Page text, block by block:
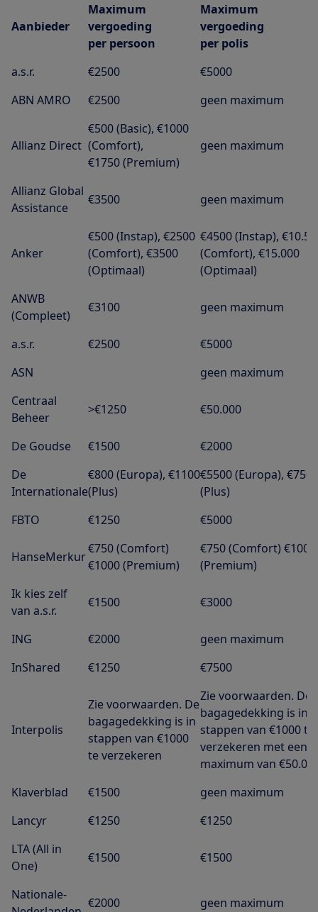
Aanbieder
Maximum
vergoeding
per persoon
Maximum
vergoeding
per polis
a.s.r.
€2500
€5000
ABN AMRO
€2500 geen maximum
Allianz Direct
€500 (Basic), €1000
(Comfort),
€1750 (Premium)
geen maximum
Allianz Global
Assistance
€3500 geen maximum
Anker
€500 (Instap), €2500
(Comfort), €3500
(Optimaal)
€4500 (Instap),
(Comfort), €15.000
(Optimaal)
ANWB
(Compleet)
€3100 geen maximum
a.s.r. €2500
€5000
ASN
geen maximum
Centraal
Beheer
>€1250 €50.000
De Goudse €1500
€2000
De
Internationale
€800 (Europa), €1100
(Plus)
€5500 (Europa), €7500
(Plus)
FBTO
€1250 €5000
HanseMerkur
€750 (Comfort)
€1000 (Premium)
€750 (Comfort) €1000
(Premium)
Ik kies zelf
van a.s.r.
€1500 €3000
ING €2000
geen maximum
InShared
€1250 €7500
Interpolis
Zie voorwaarden. De
bagagedekking is in
stappen van €1000
te verzekeren
Zie voorwaarden. De
bagagedekking is in
stappen van €1000 te
verzekeren met een
maximum van
Klaverblad
€1500
geen maximum
Lancyr
€1250
€1250
LTA (All in
One)
€1500 €1500
Nationale-
€2000 geen maximum